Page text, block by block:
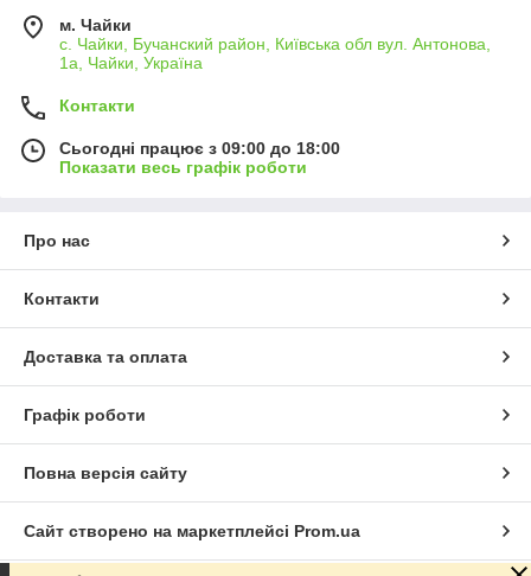
м. Чайки
с. Чайки, Бучанский район, Київська обл вул. Антонова,
1а, Чайки, Україна
Контакти
Сьогодні працює з 09:00 до 18:00
Показати весь графік роботи
Про нас
Контакти
Доставка та оплата
Графік роботи
Повна версія сайту
Сайт створено на маркетплейсі Prom.ua